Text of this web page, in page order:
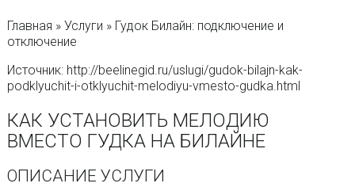
Главная » Услуги » Гудок Билайн: подключение и
отключение
Источник: http://beelinegid.ru/uslugi/gudok-bilajn-kak-
podklyuchit-i-otklyuchit-melodiyu-vmesto-gudka.html
КАК УСТАНОВИТЬ МЕЛОДИЮ
ВМЕСТО ГУДКА НА БИЛАЙНЕ
ОПИСАНИЕ УСЛУГИ